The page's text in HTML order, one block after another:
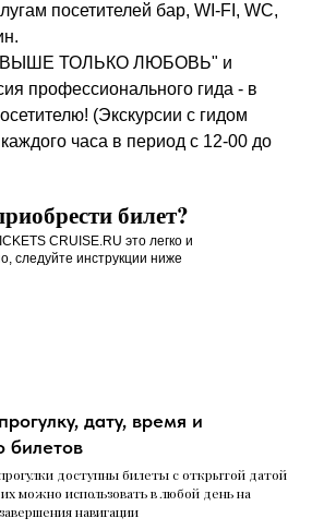
посетителей бар, WI-FI, WC,
"ВЫШЕ ТОЛЬКО ЛЮБОВЬ" и
профессионального гида - в
(Экскурсии с гидом
часа в период с 12-00 до
билет?
CRUISE.RU это легко и
следуйте инструкции ниже
дату, время и
билетов
доступны билеты с открытой датой
можно использовать в любой день на
навигации